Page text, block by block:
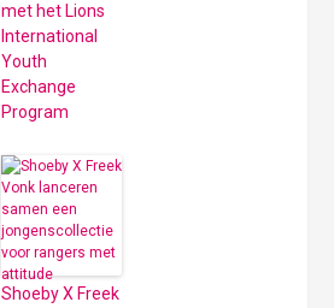
met het Lions
International
Youth
Exchange
Program
Shoeby X Freek